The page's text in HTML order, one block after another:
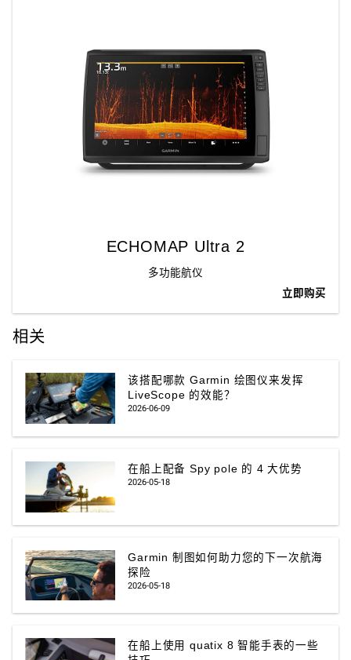
ECHOMAP Ultra 2
多功能航仪
立即购买
相关
该搭配哪款 Garmin 绘图仪来发挥
LiveScope 的效能？
2026-06-09
在船上配备 Spy pole 的 4 大优势
2026-05-18
Garmin 制图如何助力您的下一次航海
探险
2026-05-18
在船上使用 quatix 8 智能手表的一些